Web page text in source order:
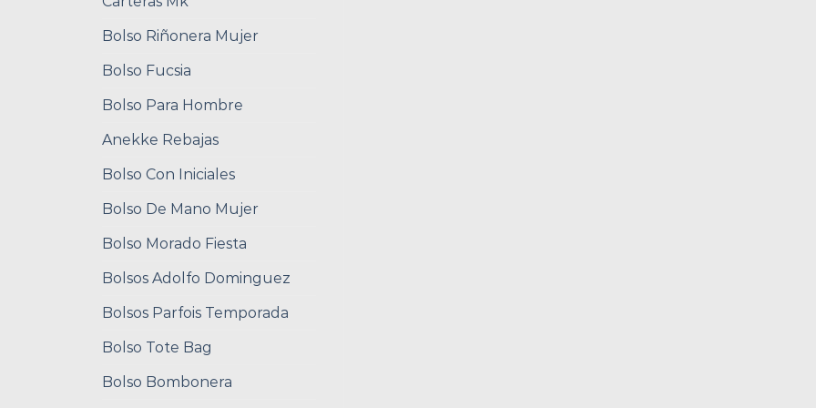
Bolso Riñonera Mujer
Bolso Fucsia
Bolso Para Hombre
Anekke Rebajas
Bolso Con Iniciales
Bolso De Mano Mujer
Bolso Morado Fiesta
Bolsos Adolfo Dominguez
Bolsos Parfois Temporada
Bolso Tote Bag
Bolso Bombonera